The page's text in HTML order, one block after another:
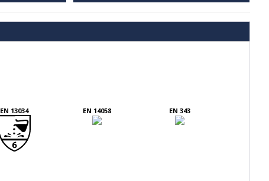
EN 13034 EN 14058 EN 343